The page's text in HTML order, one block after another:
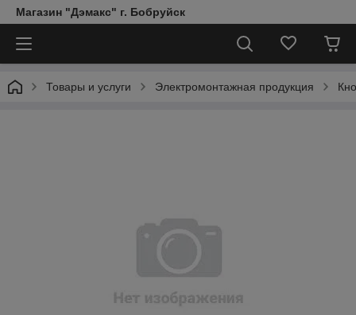
Магазин "Дэмакс" г. Бобруйск
Товары и услуги Электромонтажная продукция